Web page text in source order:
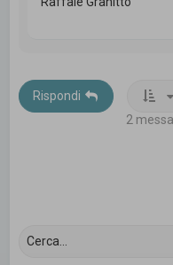
Rispondi
2